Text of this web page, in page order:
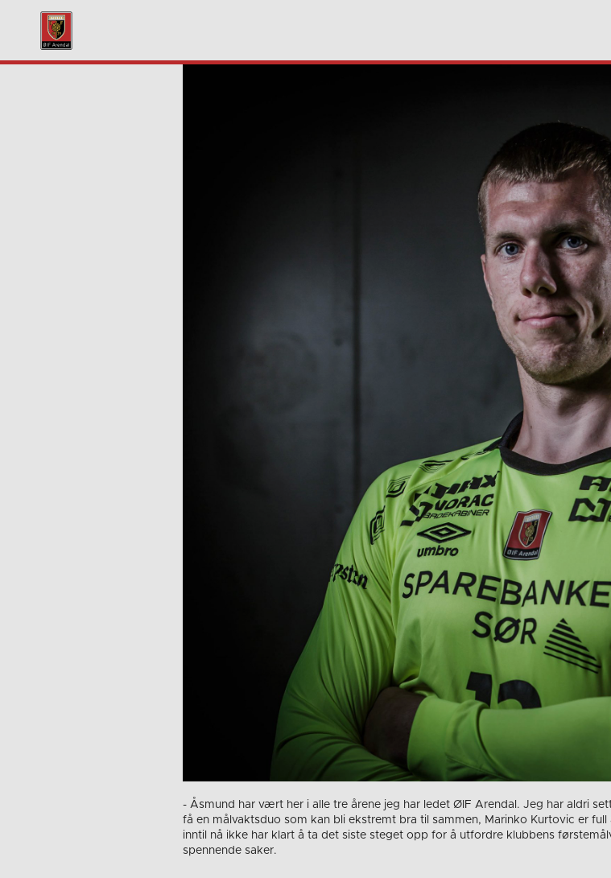
- Åsmund har vært her i alle tre årene jeg har ledet ØIF Arendal. Jeg har aldri
få en målvaktsduo som kan bli ekstremt bra til sammen, Marinko Kurtovic er
inntil nå ikke har klart å ta det siste steget opp for å utfordre klubbens
spennende saker.